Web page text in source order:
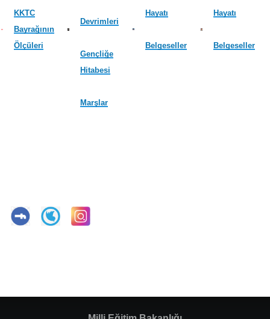
KKTC
Bayrağının
Ölçüleri
Devrimleri
Gençliğe
Hitabesi
Marşlar
Hayatı
Belgeseller
Hayatı
Belgeseller